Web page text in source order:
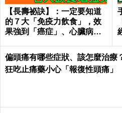
【長壽祕訣】：一定要知道
的７大「免疫力飲食」，效
果強到「癌症」、心臟病、
alth
偏頭痛有哪些症狀、該怎麼治療
狂吃止痛藥小心「報復性頭痛」